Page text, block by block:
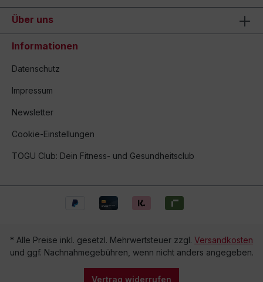
Über uns
Informationen
Datenschutz
Impressum
Newsletter
Cookie-Einstellungen
TOGU Club: Dein Fitness- und Gesundheitsclub
* Alle Preise inkl. gesetzl. Mehrwertsteuer zzgl. Versandkosten
und ggf. Nachnahmegebühren, wenn nicht anders angegeben.
Vertrag widerrufen